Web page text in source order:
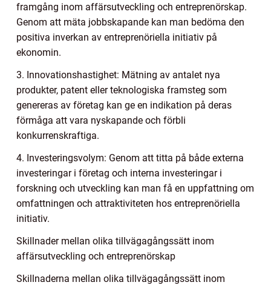
framgång inom affärsutveckling och entreprenörskap.
Genom att mäta jobbskapande kan man bedöma den
positiva inverkan av entreprenöriella initiativ på
ekonomin.
3. Innovationshastighet: Mätning av antalet nya
produkter, patent eller teknologiska framsteg som
genereras av företag kan ge en indikation på deras
förmåga att vara nyskapande och förbli
konkurrenskraftiga.
4. Investeringsvolym: Genom att titta på både externa
investeringar i företag och interna investeringar i
forskning och utveckling kan man få en uppfattning om
omfattningen och attraktiviteten hos entreprenöriella
initiativ.
Skillnader mellan olika tillvägagångssätt inom
affärsutveckling och entreprenörskap
Skillnaderna mellan olika tillvägagångssätt inom